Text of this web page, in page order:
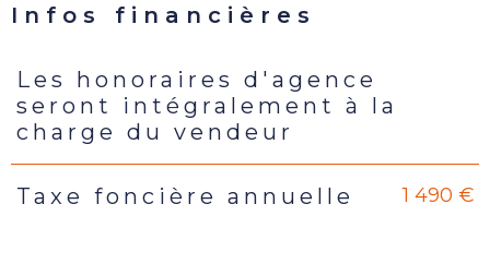
Infos financières
Caractéristiques Valeurs
Les honoraires d'agence
seront intégralement à la
charge du vendeur
Taxe foncière annuelle 1 490 €